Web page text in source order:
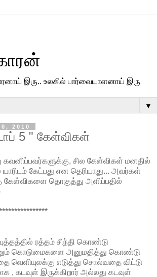
இரு.. உலகில் பார்வையாளனாய் இரு
▼
2010
5 " கேள்விகள்
கவனிப்பவர்களுக்கு, சில கேள்விகள் மனதில்
கேட்பது என தெரியாது... அவர்கள்
தொகுத்து அளிப்பதில்
ரத்தம் சிந்தி கொண்டு
கொடுமைகளை அனுமதித்து கொண்டு
வெளியுலக்கு எடுத்து சொல்வதை விட்டு
, கடவுள் இருக்கிறார் அல்லது கடவுள்